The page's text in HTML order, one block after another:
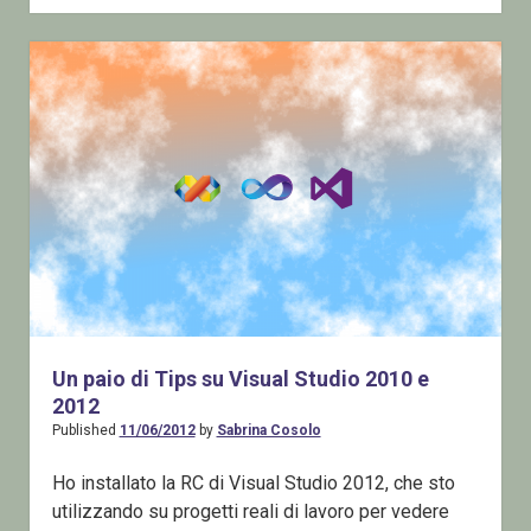
Beginners
–
Un
tour
di
Visual
Studio
2015
Un paio di Tips su Visual Studio 2010 e
2012
Published 11/06/2012by Sabrina Cosolo
Ho installato la RC di Visual Studio 2012, che sto
utilizzando su progetti reali di lavoro per vedere